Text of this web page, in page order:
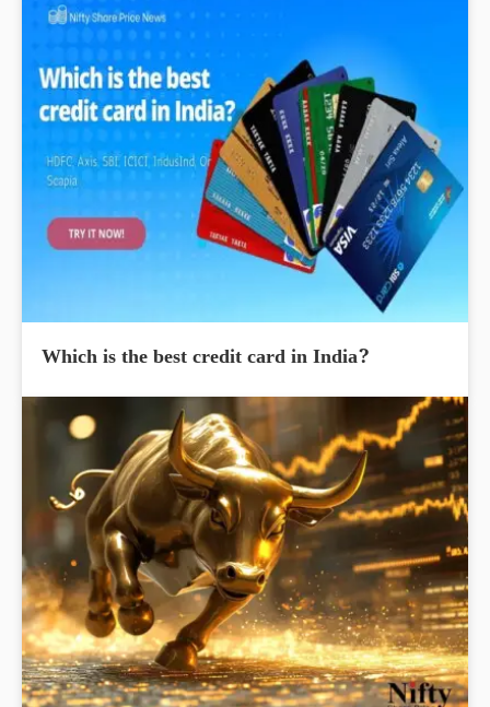
Which is the best credit card in India?